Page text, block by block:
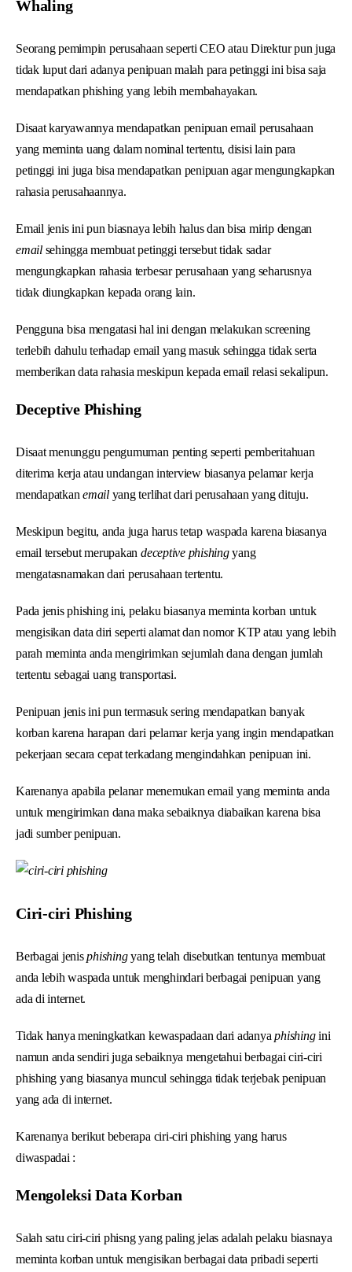
Whaling
Seorang pemimpin perusahaan seperti CEO atau Direktur pun juga
tidak luput dari adanya penipuan malah para petinggi ini bisa saja
mendapatkan phishing yang lebih membahayakan.
Disaat karyawannya mendapatkan penipuan email perusahaan
yang meminta uang dalam nominal tertentu, disisi lain para
petinggi ini juga bisa mendapatkan penipuan agar mengungkapkan
rahasia perusahaannya.
Email jenis ini pun biasnaya lebih halus dan bisa mirip dengan
emailsehingga membuat petinggi tersebut tidak sadar
mengungkapkan rahasia terbesar perusahaan yang seharusnya
tidak diungkapkan kepada orang lain.
Pengguna bisa mengatasi hal ini dengan melakukan screening
terlebih dahulu terhadap email yang masuk sehingga tidak serta
memberikan data rahasia meskipun kepada email relasi sekalipun.
Deceptive Phishing
Disaat menunggu pengumuman penting seperti pemberitahuan
diterima kerja atau undangan interview biasanya pelamar kerja
mendapatkanemailyang terlihat dari perusahaan yang dituju.
Meskipun begitu, anda juga harus tetap waspada karena biasanya
email tersebut merupakan deceptive phishingyang
mengatasnamakan dari perusahaan tertentu.
Pada jenis phishing ini, pelaku biasanya meminta korban untuk
mengisikan data diri seperti alamat dan nomor KTP atau yang lebih
parah meminta anda mengirimkan sejumlah dana dengan jumlah
tertentu sebagai uang transportasi.
Penipuan jenis ini pun termasuk sering mendapatkan banyak
korban karena harapan dari pelamar kerja yang ingin mendapatkan
pekerjaan secara cepat terkadang mengindahkan penipuan ini.
Karenanya apabila pelanar menemukan email yang meminta anda
untuk mengirimkan dana maka sebaiknya diabaikan karena bisa
jadi sumber penipuan.
Ciri-ciri Phishing
Berbagai jenisphishingyang telah disebutkan tentunya membuat
anda lebih waspada untuk menghindari berbagai penipuan yang
ada di internet.
Tidak hanya meningkatkan kewaspadaan dari adanyaphishingini
namun anda sendiri juga sebaiknya mengetahui berbagai ciri-ciri
phishing yang biasanya muncul sehingga tidak terjebak penipuan
yang ada di internet.
Karenanya berikut beberapa ciri-ciri phishing yang harus
diwaspadai :
Mengoleksi Data Korban
Salah satu ciri-ciri phisng yang paling jelas adalah pelaku biasnaya
meminta korban untuk mengisikan berbagai data pribadi seperti